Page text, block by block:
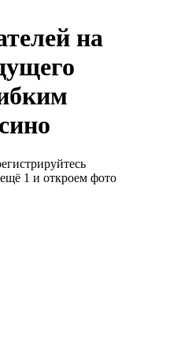
на
1 и откроем фото